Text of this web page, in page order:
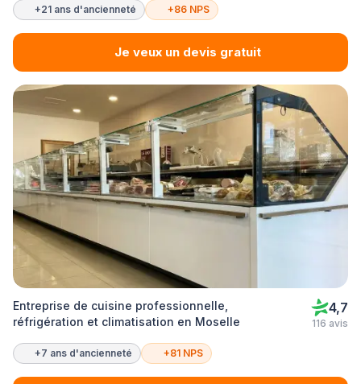
+21 ans d'ancienneté +86 NPS
Je veux un devis gratuit
Entreprise de cuisine professionnelle,
réfrigération et climatisation en Moselle
4,7
116 avis
+7 ans d'ancienneté +81 NPS